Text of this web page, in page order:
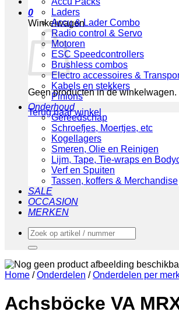
0
Winkelwagen
Geen producten in de winkelwagen.
Terug naar winkel
Laders
Accu & Lader Combo
Radio control & Servo
Motoren
ESC Speedcontrollers
Brushless combos
Electro accessoires &
Kabels en stekkers
Pinions
Onderhoud
Gereedschap
Schroefjes, Moertjes, etc
Kogellagers
Smeren, Olie en Reinigen
Lijm, Tape, Tie-wraps en
Verf en Spuiten
Tassen, koffers & Merchandise
SALE
OCCASION
MERKEN
Zoeken
naar:
Home / Onderdelen / Onderdelen per
Achsböcke VA